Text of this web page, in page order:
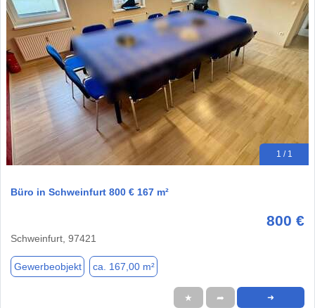
1 / 1
Büro in Schweinfurt 800 € 167 m²
800 €
Schweinfurt, 97421
Gewerbeobjekt ca. 167,00 m²
★ ➦ ➜